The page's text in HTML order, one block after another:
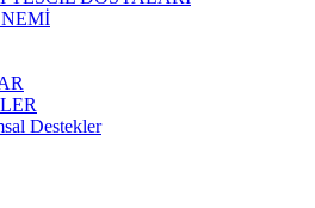
Destekler